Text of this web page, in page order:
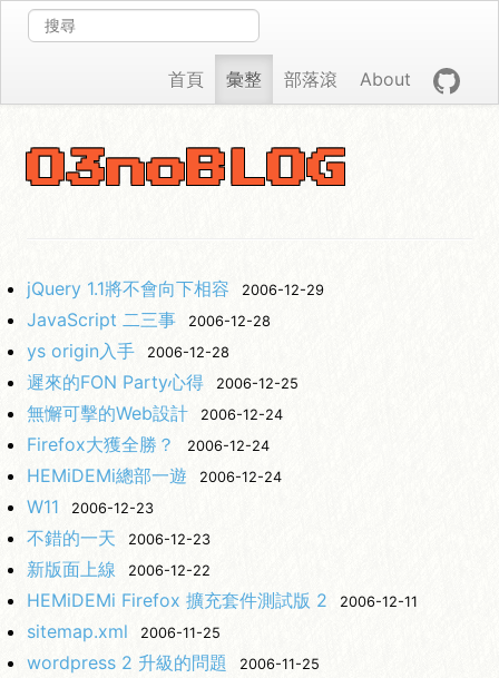
首頁 彙整 部落滾 About
O3noBLOG
jQuery 1.1將不會向下相容 2006-12-29
JavaScript 二三事 2006-12-28
ys origin入手 2006-12-28
遲來的FON Party心得 2006-12-25
無懈可擊的Web設計 2006-12-24
Firefox大獲全勝？ 2006-12-24
HEMiDEMi總部一遊 2006-12-24
W11 2006-12-23
不錯的一天 2006-12-23
新版面上線 2006-12-22
HEMiDEMi Firefox 擴充套件測試版 2 2006-12-11
sitemap.xml 2006-11-25
wordpress 2 升級的問題 2006-11-25